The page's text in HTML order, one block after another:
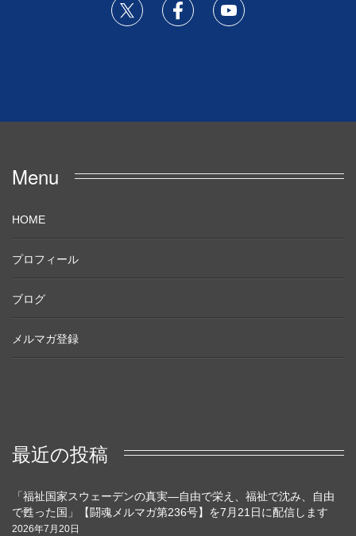
Menu
HOME
プロフィール
ブログ
メルマガ登録
最近の投稿
「福祉国家スウェーデンの真実―自由で栄え、福祉で沈み、自由
で甦った国」【闘魂メルマガ第236号】を7月21日に配信します
2026年7月20日